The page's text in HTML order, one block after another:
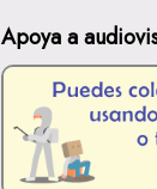
Apoya a